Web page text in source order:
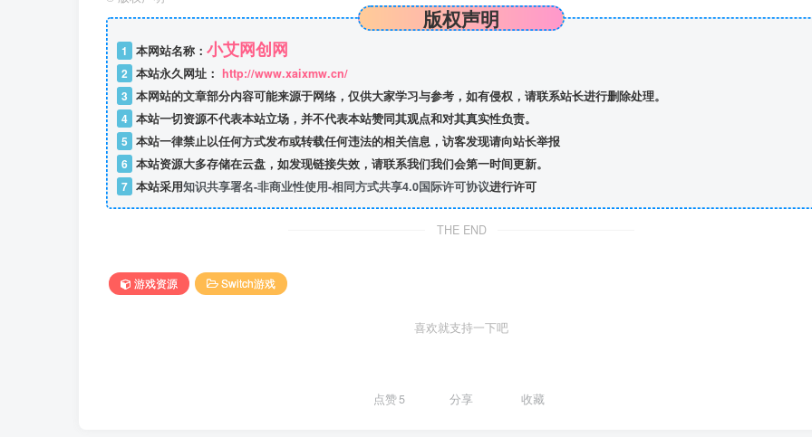
版权声明
1 本网站名称： 小艾网创网
2 本站永久网址： http://www.xaixmw.cn/
3 本网站的文章部分内容可能来源于网络，仅供大家学习与参考，如有侵权，请联系站长进行删除处理。
4 本站一切资源不代表本站立场，并不代表本站赞同其观点和对其真实性负责。
5 本站一律禁止以任何方式发布或转载任何违法的相关信息，访客发现请向站长举报
6 本站资源大多存储在云盘，如发现链接失效，请联系我们我们会第一时间更新。
7
游戏资源 Switch游戏